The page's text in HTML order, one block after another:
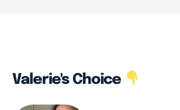
Valerie's Choice